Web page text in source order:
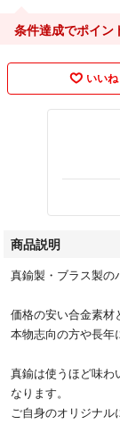
条件達成でポイン
いい
商品説明
真鍮製・ブラス製の
価格の安い合金素材
本物志向の方や長年
真鍮は使うほど味わ
なります。
ご自身のオリジナル